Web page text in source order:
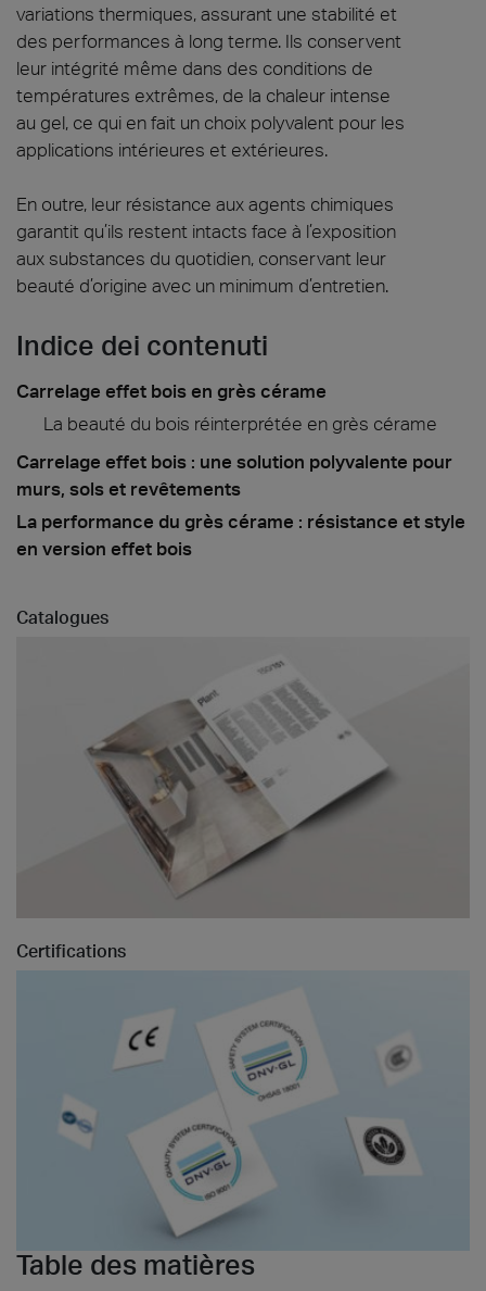
variations thermiques, assurant une stabilité et
des performances à long terme. Ils conservent
leur intégrité même dans des conditions de
températures extrêmes, de la chaleur intense
au gel, ce qui en fait un choix polyvalent pour les
applications intérieures et extérieures.
En outre, leur résistance aux agents chimiques
garantit qu’ils restent intacts face à l’exposition
aux substances du quotidien, conservant leur
beauté d’origine avec un minimum d’entretien.
Indice dei contenuti
Carrelage effet bois en grès cérame
La beauté du bois réinterprétée en grès cérame
Carrelage effet bois : une solution polyvalente pour
murs, sols et revêtements
La performance du grès cérame : résistance et style
en version effet bois
Catalogues
Certifications
Table des matières